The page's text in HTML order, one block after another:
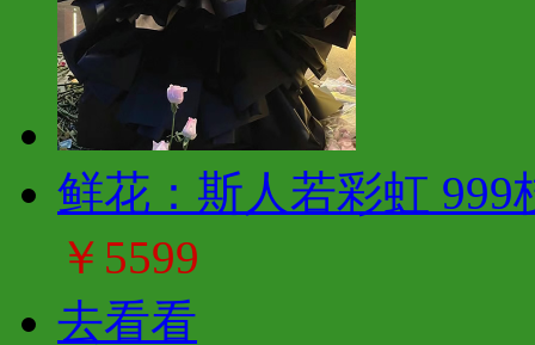
鲜花：斯人若彩虹 999
￥5599
去看看